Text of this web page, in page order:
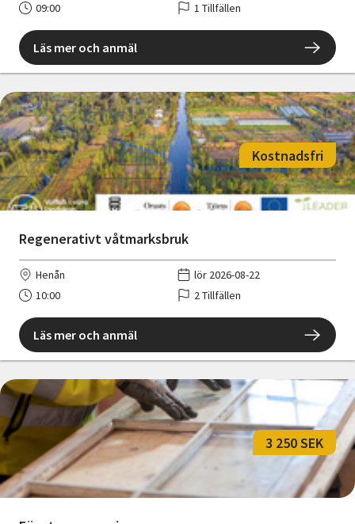
09:00
1 Tillfällen
Läs mer och anmäl
Regenerativt våtmarksbruk
Kostnadsfri
Henån
lör 2026-08-22
10:00
2 Tillfällen
Läs mer och anmäl
3 250 SEK